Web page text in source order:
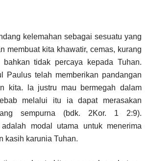
kelemahan sebagai sesuatu yang
membuat kita khawatir, cemas, kurang
tidak percaya kepada Tuhan.
Paulus telah memberikan pandangan
kita. la justru mau bermegah dalam
melalui itu ia dapat merasakan
sempurna (bdk. 2Kor. 1 2:9).
modal utama untuk menerima
kasih karunia Tuhan.